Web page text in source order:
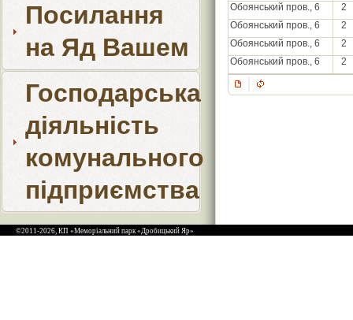
Посилання
на Яд Вашем
Господарська
діяльність
комунального
підприємства
Обоянський пров., 6
2
Обоянський пров., 6
2
Обоянський пров., 6
2
Обоянський пров., 6
2
©2011-2026, КП «Меморіальний парк «Дробицький Яр»